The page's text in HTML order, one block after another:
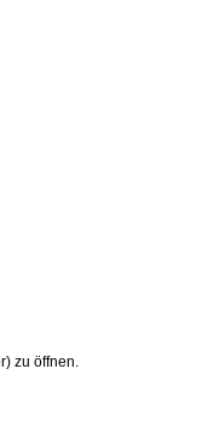
zu öffnen.